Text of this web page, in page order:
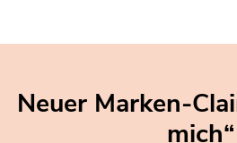
Neuer Marken-
mich“